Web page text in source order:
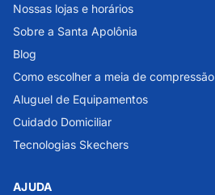
Nossas lojas e horários
Sobre a Santa Apolônia
Blog
Como escolher a meia de compressão
Aluguel de Equipamentos
Cuidado Domiciliar
Tecnologias Skechers
AJUDA